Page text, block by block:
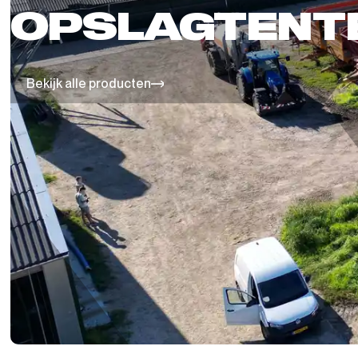
Bekijk alle producten